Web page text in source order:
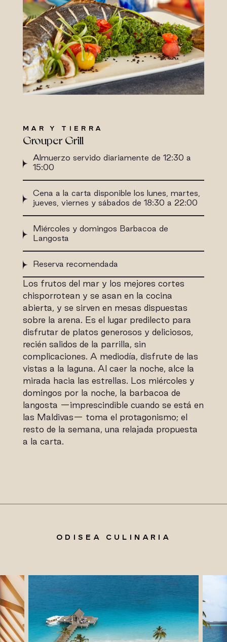
MAR Y TIERRA
Grouper Grill
Almuerzo servido diariamente de 12:30 a
15:00
Cena a la carta disponible los lunes, martes,
jueves, viernes y sábados de 18:30 a 22:00
Miércoles y domingos Barbacoa de
Langosta
Reserva recomendada
Los frutos del mar y los mejores cortes
chisporrotean y se asan en la cocina
abierta, y se sirven en mesas dispuestas
sobre la arena. Es el lugar predilecto para
disfrutar de platos generosos y deliciosos,
recién salidos de la parrilla, sin
complicaciones. A mediodía, disfrute de las
vistas a la laguna. Al caer la noche, alce la
mirada hacia las estrellas. Los miércoles y
domingos por la noche, la barbacoa de
langosta —imprescindible cuando se está en
las Maldivas— toma el protagonismo; el
resto de la semana, una relajada propuesta
a la carta.
ODISEA CULINARIA